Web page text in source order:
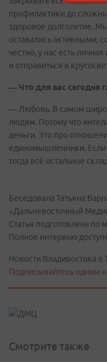
профилактики до
здоровое долголетие.
оставались активными,
честно, у нас есть
и отправиться в
— Что для вас сегодня
— Любовь. В самом
людям. Потому что
деньги. Это про
единомышленники. Если
тогда всё остальное
Беседовала Татьяна
«Дальневосточный
Статья подготовлена по
Полное интервью
Новости Владивостока в
Подписывайтесь одним
Смотрите также